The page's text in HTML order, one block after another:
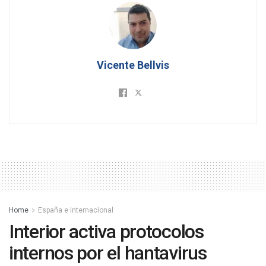
Vicente Bellvis
Home España e internacional
Interior activa protocolos
internos por el hantavirus